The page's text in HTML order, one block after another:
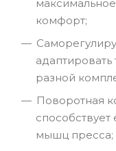
комфорт;
разной
Поворотная
мышц пресса;